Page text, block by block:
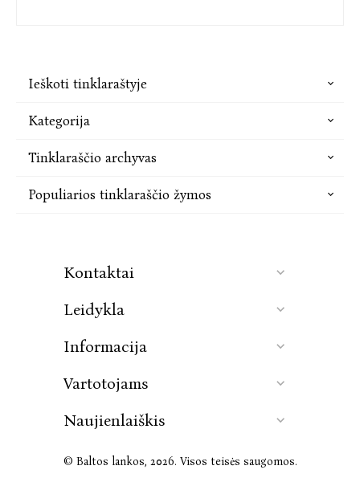
Ieškoti tinklaraštyje
Kategorija
Tinklaraščio archyvas
Populiarios tinklaraščio žymos
Kontaktai
Leidykla
Informacija
Vartotojams
Naujienlaiškis
© Baltos lankos, 2026. Visos teisės saugomos.